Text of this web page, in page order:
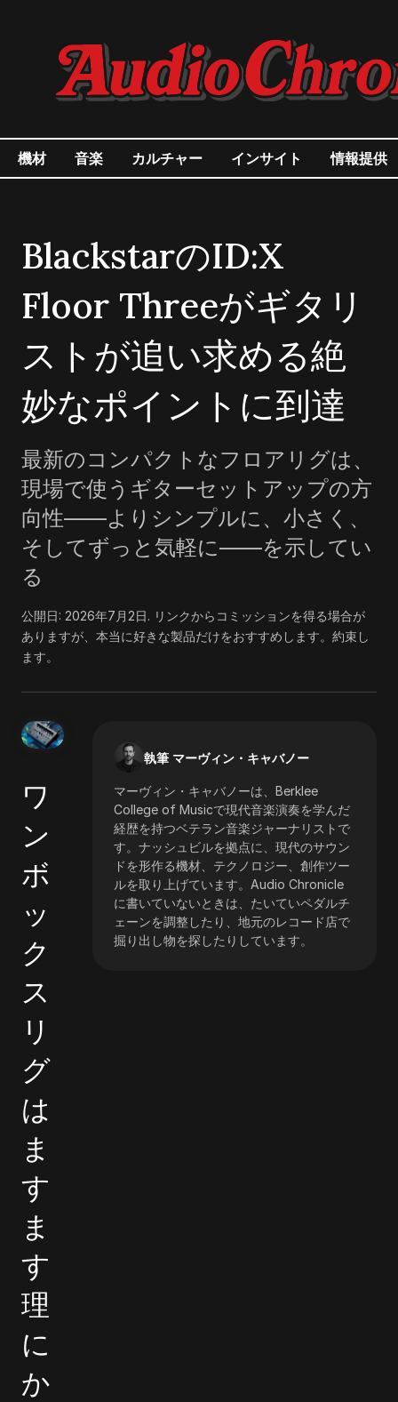
機材 音楽 カルチャー インサイト 情報提供
BlackstarのID:X
Floor Threeがギタリ
ストが追い求める絶
妙なポイントに到達
最新のコンパクトなフロアリグは、
現場で使うギターセットアップの方
向性――よりシンプルに、小さく、
そしてずっと気軽に――を示してい
る
公開日: 2026年7月2日. リンクからコミッションを得る場合が
ありますが、本当に好きな製品だけをおすすめします。約束し
ます。
執筆 マーヴィン・キャバノー
マーヴィン・キャバノーは、Berklee
College of Musicで現代音楽演奏を学んだ
経歴を持つベテラン音楽ジャーナリストで
す。ナッシュビルを拠点に、現代のサウン
ドを形作る機材、テクノロジー、創作ツー
ルを取り上げています。Audio Chronicle
に書いていないときは、たいていペダルチ
ェーンを調整したり、地元のレコード店で
掘り出し物を探したりしています。
ワ
ン
ボ
ッ
ク
ス
リ
グ
は
ま
す
ま
す
理
に
か